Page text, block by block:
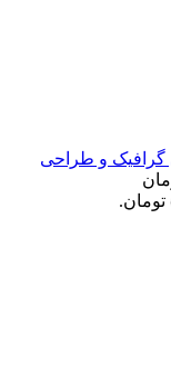
گرافیک و طراحی
۶۱.۰۰۰ تومان